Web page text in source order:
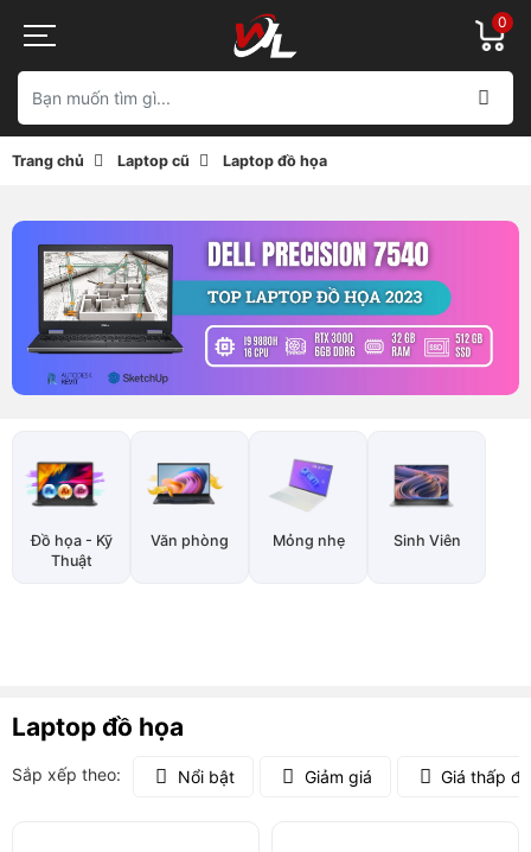
0
Trang chủ Laptop cũ Laptop đồ họa
Đồ họa - Kỹ
Thuật
Văn phòng Mỏng nhẹ Sinh Viên
Laptop đồ họa
Sắp xếp theo: Nổi bật Giảm giá Giá thấp